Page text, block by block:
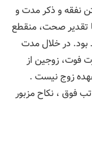
نفقه و ذکر مدت و
تقدیر صحت، منقطع
بود. در خلال مدت
فوت، زوجین از
زوج نیست .
فوق ، نکاح مزبور